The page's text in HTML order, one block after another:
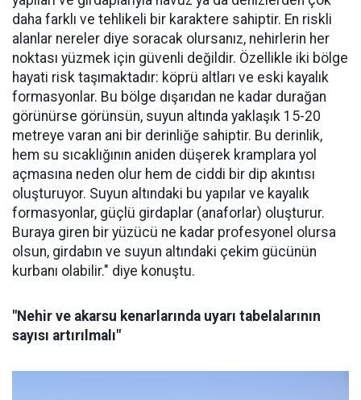
daha farklı ve tehlikeli bir karaktere sahiptir. En riskli
alanlar nereler diye soracak olursanız, nehirlerin her
noktası yüzmek için güvenli değildir. Özellikle iki bölge
hayati risk taşımaktadır: köprü altları ve eski kayalık
formasyonlar. Bu bölge dışarıdan ne kadar durağan
görünürse görünsün, suyun altında yaklaşık 15-20
metreye varan ani bir derinliğe sahiptir. Bu derinlik,
hem su sıcaklığının aniden düşerek kramplara yol
açmasına neden olur hem de ciddi bir dip akıntısı
oluşturuyor. Suyun altındaki bu yapılar ve kayalık
formasyonlar, güçlü girdaplar (anaforlar) oluşturur.
Buraya giren bir yüzücü ne kadar profesyonel olursa
olsun, girdabın ve suyun altındaki çekim gücünün
kurbanı olabilir." diye konuştu.
"Nehir ve akarsu kenarlarında uyarı tabelalarının
sayısı artırılmalı"